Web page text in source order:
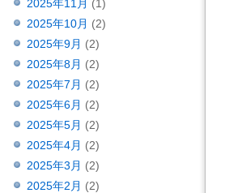
2025年11月 (1)
2025年10月 (2)
2025年9月 (2)
2025年8月 (2)
2025年7月 (2)
2025年6月 (2)
2025年5月 (2)
2025年4月 (2)
2025年3月 (2)
2025年2月 (2)